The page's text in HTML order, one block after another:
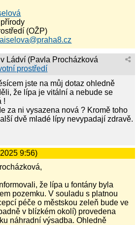
(OŽP)
Ládví (Pavla Procházková
prostředí
jste na můj dotaz ohledně
že lípa je vitální a nebude se
!
za ni vysazena nová ? Kromě toho
dvě mladé lípy nevypadají zdravě.
9:56)
že lípa u fontány byla
pozemku. V souladu s platnou
péče o městskou zeleň bude ve
v blízkém okolí) provedena
náhradní výsadba. Ohledně